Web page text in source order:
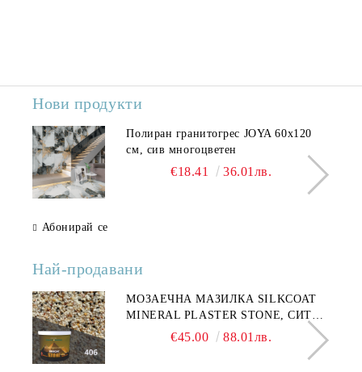
Нови продукти
Полиран гранитогрес JOYA 60x120
см, сив многоцветен
€18.41 36.01лв.
Абонирай се
Най-продавани
МОЗАЕЧНА МАЗИЛКА SILKCOAT
MINERAL PLASTER STONE, СИТЕН
КАМЪК 406 25КГ
€45.00 88.01лв.